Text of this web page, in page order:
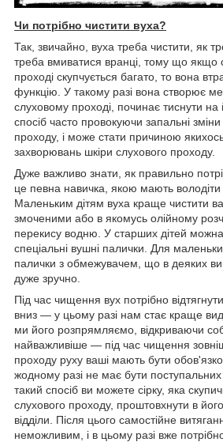
Чи потрібно чистити вуха?
Так, звичайно, вуха треба чистити, як
треба вмиватися вранці, тому що якщо
проході скупчується багато, то вона
функцію. У такому разі вона створює
слуховому проході, починає тиснути на
спосіб часто провокуючи запальні зміни
проходу, і може стати причиною
захворювань шкіри слухового проходу.
Дуже важливо знати, як правильно
це певна навичка, якою мають володіти
Маленьким дітям вуха краще чистити
змоченими або в якомусь олійному
перекису водню. У старших дітей
спеціальні вушні палички. Для
палички з обмежувачем, що в деяких
дуже зручно.
Під час чищення вух потрібно
вниз — у цьому разі нам стає краще
ми його розпрямляємо, відкриваючи
найважливіше — під час чищення
проходу руху ваші мають бути
жодному разі не має бути
такий спосіб ви можете сірку, яка
слухового проходу, проштовхнути в його
відділи. Після цього самостійне
неможливим, і в цьому разі вже